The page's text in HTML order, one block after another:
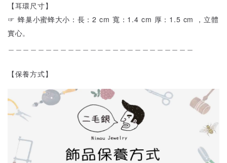
【耳環尺寸】
☞ 蜂巢小蜜蜂大小：長：2 cm 寬：1.4 cm 厚：1.5 cm ，立體
實心。
【保養方式】